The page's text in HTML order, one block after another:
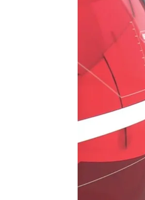
El
de
Los
Los
de
Compartir
¿Está en
El